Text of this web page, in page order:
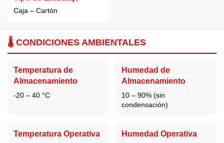
Caja – Cartón
🌡️ CONDICIONES AMBIENTALES
Temperatura de
Almacenamiento
-20 – 40 °C
Humedad de
Almacenamiento
10 – 90% (sin
condensación)
Temperatura Operativa Humedad Operativa